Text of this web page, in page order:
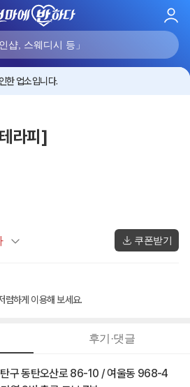
로
한 업소입니다.
라피]
쿠폰받기
110,000원
렴하게 이용해 보세요.
후기·댓글
탄구 동탄오산로 86-10 / 여울동 968-4